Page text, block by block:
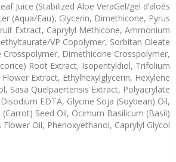
Juice (Stabilized Aloe VeraGel/gel d’aloès
(Aqua/Eau), Glycerin, Dimethicone, Pyrus
Extract, Caprylyl Methicone, Ammonium
VP Copolymer, Sorbitan Oleate
Crosspolymer, Dimethicone Crosspolymer,
Root Extract, Isopentyldiol, Trifolium
Extract, Ethylhexylglycerin, Hexylene
Sasa Quelpaertensis Extract, Polyacrylate
EDTA, Glycine Soja (Soybean) Oil,
Seed Oil, Ocimum Basilicum (Basil)
Oil, Phenoxyethanol, Caprylyl Glycol.